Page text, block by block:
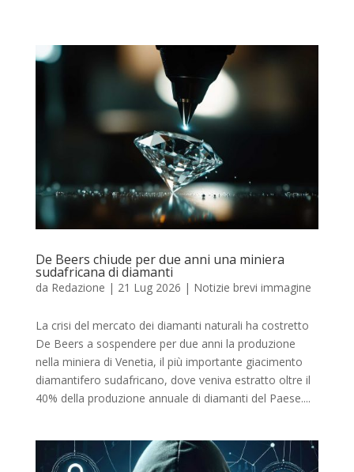
De Beers chiude per due anni una miniera
sudafricana di diamanti
da Redazione | 21 Lug 2026 | Notizie brevi immagine
La crisi del mercato dei diamanti naturali ha costretto
De Beers a sospendere per due anni la produzione
nella miniera di Venetia, il più importante giacimento
diamantifero sudafricano, dove veniva estratto oltre il
40% della produzione annuale di diamanti del Paese....